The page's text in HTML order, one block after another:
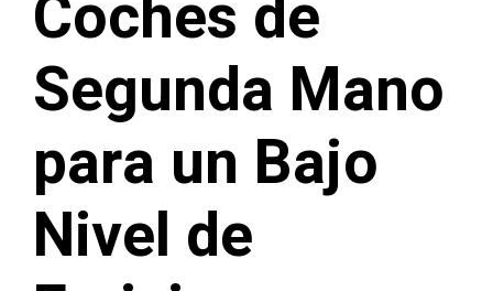
Coches de
Segunda Mano
para un Bajo
Nivel de